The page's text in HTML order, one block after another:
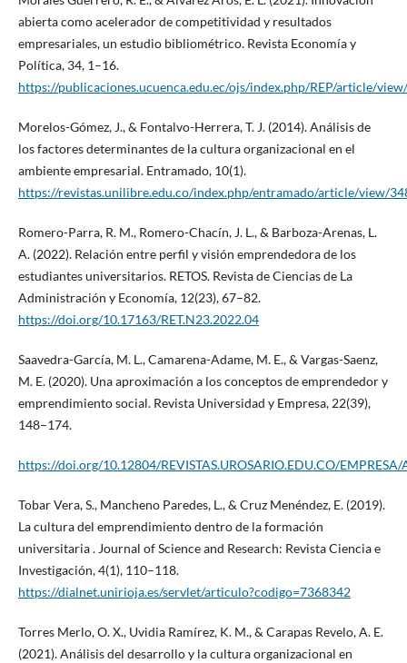
abierta como acelerador de competitividad y resultados
empresariales, un estudio bibliométrico. Revista Economía y
Política, 34, 1–16.
https://publicaciones.ucuenca.edu.ec/ojs/index.php/REP/article/
Morelos-Gómez, J., & Fontalvo-Herrera, T. J. (2014). Análisis de
los factores determinantes de la cultura organizacional en el
ambiente empresarial. Entramado, 10(1).
https://revistas.unilibre.edu.co/index.php/entramado/article/view/
Romero-Parra, R. M., Romero-Chacín, J. L., & Barboza-Arenas, L.
A. (2022). Relación entre perfil y visión emprendedora de los
estudiantes universitarios. RETOS. Revista de Ciencias de La
Administración y Economía, 12(23), 67–82.
https://doi.org/10.17163/RET.N23.2022.04
Saavedra-García, M. L., Camarena-Adame, M. E., & Vargas-Saenz,
M. E. (2020). Una aproximación a los conceptos de emprendedor y
emprendimiento social. Revista Universidad y Empresa, 22(39),
148–174.
https://doi.org/10.12804/REVISTAS.UROSARIO.EDU.CO/EMPRESA/
Tobar Vera, S., Mancheno Paredes, L., & Cruz Menéndez, E. (2019).
La cultura del emprendimiento dentro de la formación
universitaria . Journal of Science and Research: Revista Ciencia e
Investigación, 4(1), 110–118.
https://dialnet.unirioja.es/servlet/articulo?codigo=7368342
Torres Merlo, O. X., Uvidia Ramírez, K. M., & Carapas Revelo, A. E.
(2021). Análisis del desarrollo y la cultura organizacional en